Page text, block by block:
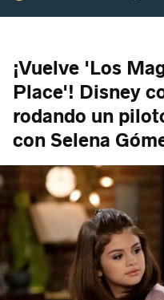
¡Vuelve 'Los
Place'! Disney
rodando un
con Selena